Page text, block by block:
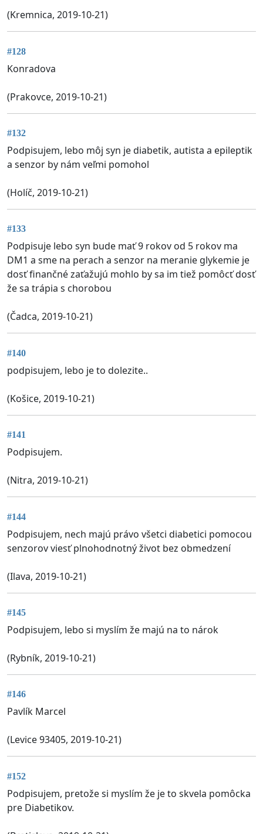
(Kremnica, 2019-10-21)
#128
Konradova
(Prakovce, 2019-10-21)
#132
Podpisujem, lebo môj syn je diabetik, autista a epileptik
a senzor by nám veľmi pomohol
(Holíč, 2019-10-21)
#133
Podpisuje lebo syn bude mať 9 rokov od 5 rokov ma
DM1 a sme na perach a senzor na meranie glykemie je
dosť finančné zaťažujú mohlo by sa im tiež pomôcť dosť
že sa trápia s chorobou
(Čadca, 2019-10-21)
#140
podpisujem, lebo je to dolezite..
(Košice, 2019-10-21)
#141
Podpisujem.
(Nitra, 2019-10-21)
#144
Podpisujem, nech majú právo všetci diabetici pomocou
senzorov viesť plnohodnotný život bez obmedzení
(Ilava, 2019-10-21)
#145
Podpisujem, lebo si myslím že majú na to nárok
(Rybník, 2019-10-21)
#146
Pavlík Marcel
(Levice 93405, 2019-10-21)
#152
Podpisujem, pretože si myslím že je to skvela pomôcka
pre Diabetikov.